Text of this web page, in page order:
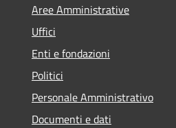
Aree Amministrative
Uffici
Enti e fondazioni
Politici
Personale Amministrativo
Documenti e dati